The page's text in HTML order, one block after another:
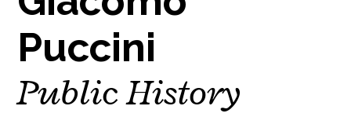
Puccini
Public History